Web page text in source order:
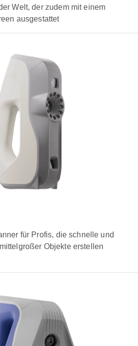
Welt, der zudem mit einem
ausgestattet
für Profis, die schnelle und
Objekte erstellen